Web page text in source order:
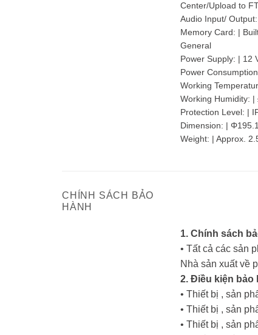
Center/Upload to
Audio Input/
Memory Card: |
General
Power Supply: | 12
Power
Working
Working Humidity: |
Protection Level: |
Dimension: |
Weight: | Approx.
CHÍNH SÁCH BẢO
HÀNH
1. Chính sách
• Tất cả các sản
Nhà sản xuất về
2. Điều kiện bảo
• Thiết bị , sản
• Thiết bị , sản
• Thiết bị , sản